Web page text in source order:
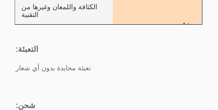
ميزة
الكثافة واللمعان وغيرها من
التقنية
التعبئة:
تعبئة محايدة بدون أي شعار
شحن: